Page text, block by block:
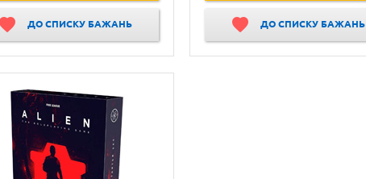
ДО СПИСКУ БАЖАНЬ ДО СПИСКУ БАЖАНЬ